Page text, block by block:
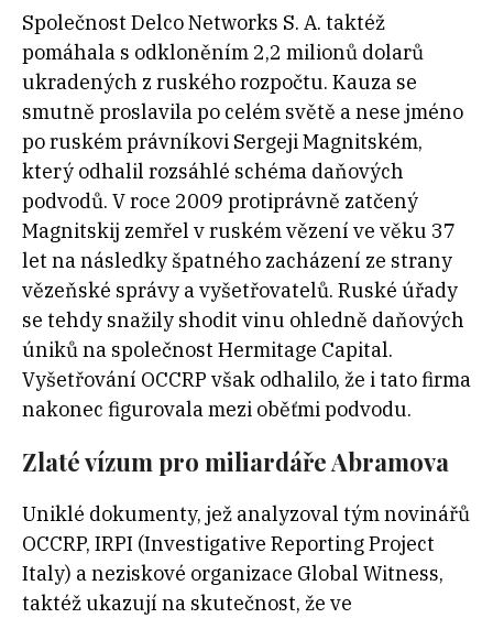
Společnost Delco Networks S. A. taktéž
pomáhala s odkloněním 2,2 milionů dolarů
ukradených z ruského rozpočtu. Kauza se
smutně proslavila po celém světě a nese jméno
po ruském právníkovi Sergeji Magnitském,
který odhalil rozsáhlé schéma daňových
podvodů. V roce 2009 protiprávně zatčený
Magnitskij zemřel v ruském vězení ve věku 37
let na následky špatného zacházení ze strany
vězeňské správy a vyšetřovatelů. Ruské úřady
se tehdy snažily shodit vinu ohledně daňových
úniků na společnost Hermitage Capital.
Vyšetřování OCCRP však odhalilo, že i tato firma
nakonec figurovala mezi oběťmi podvodu.
Zlaté vízum pro miliardáře Abramova
Uniklé dokumenty, jež analyzoval tým novinářů
OCCRP, IRPI (Investigative Reporting Project
Italy) a neziskové organizace Global Witness,
taktéž ukazují na skutečnost, že ve